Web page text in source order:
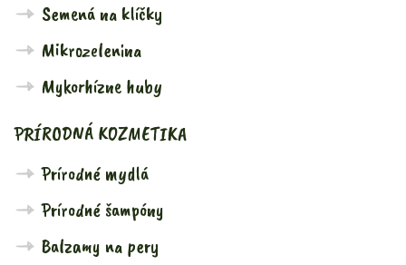
Semená na klíčky
Mikrozelenina
Mykorhízne huby
PRÍRODNÁ KOZMETIKA
Prírodné mydlá
Prírodné šampóny
Balzamy na pery